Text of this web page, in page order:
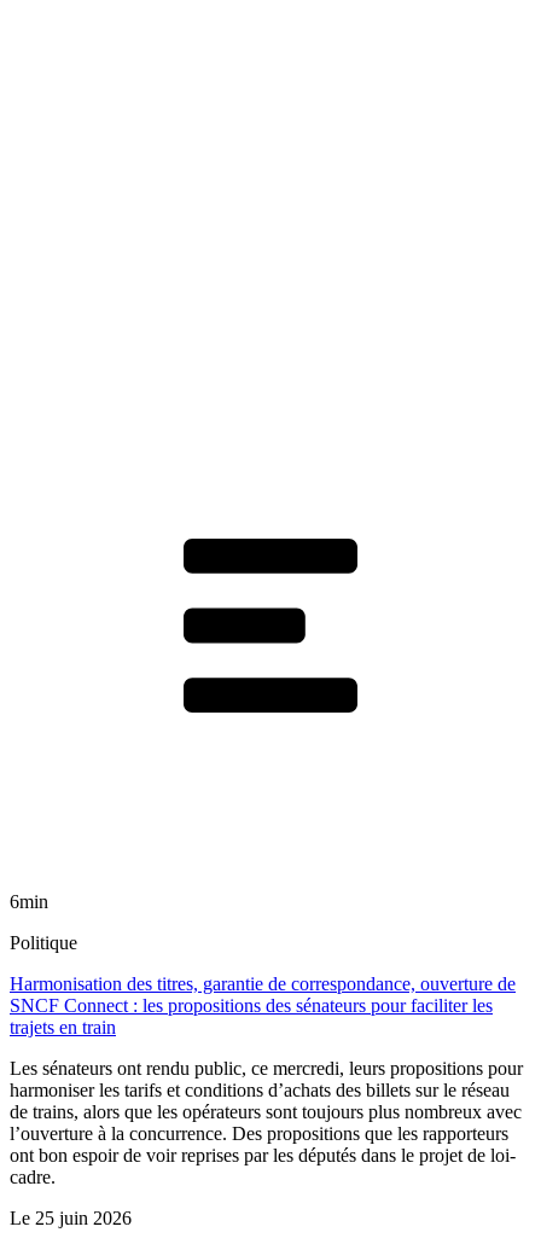
6min
Politique
Harmonisation des titres, garantie de correspondance, ouverture de
SNCF Connect : les propositions des sénateurs pour faciliter les
trajets en train
Les sénateurs ont rendu public, ce mercredi, leurs propositions pour
harmoniser les tarifs et conditions d’achats des billets sur le réseau
de trains, alors que les opérateurs sont toujours plus nombreux avec
l’ouverture à la concurrence. Des propositions que les rapporteurs
ont bon espoir de voir reprises par les députés dans le projet de loi-
cadre.
Le 25 juin 2026